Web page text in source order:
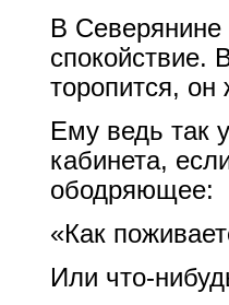
В
спокойствие.
торопится,
Ему ведь так
кабинета,
ободряющее:
«Как
Или что-